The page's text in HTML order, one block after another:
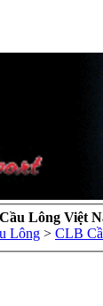
Lông Việt
Lông > CLB